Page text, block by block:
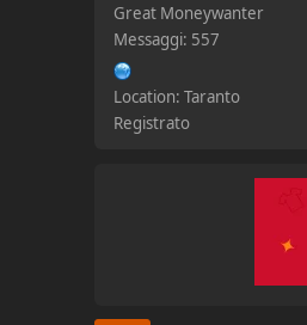
Great Moneywanter
Messaggi: 557
Location: Taranto
Registrato